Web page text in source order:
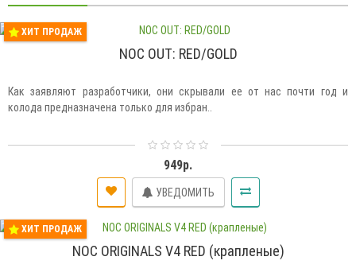
ХИТ ПРОДАЖ
NOC OUT: RED/GOLD
Как заявляют разработчики, они скрывали ее от нас почти год и
колода предназначена только для избран..
949р.
УВЕДОМИТЬ
ХИТ ПРОДАЖ
NOC ORIGINALS V4 RED (крапленые)